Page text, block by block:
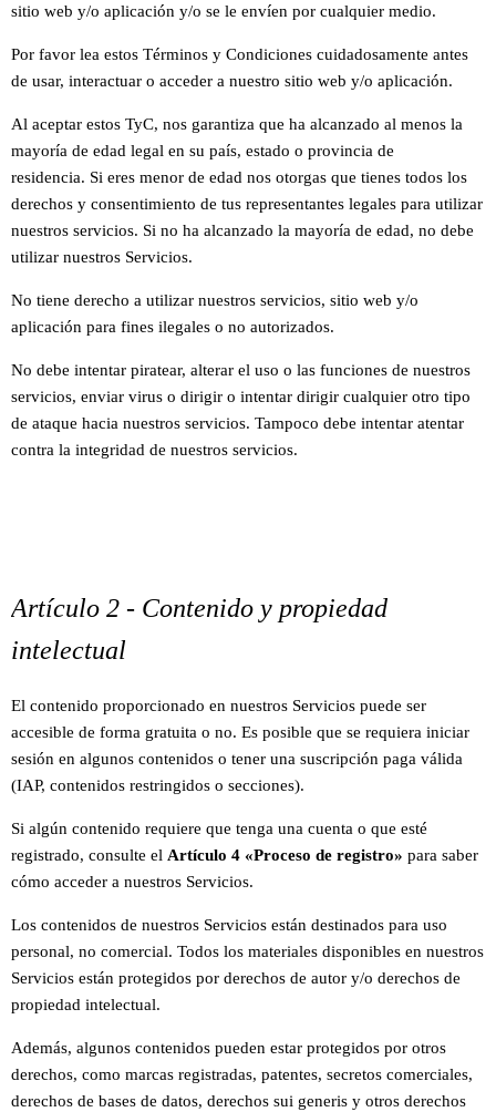
sitio web y/o aplicación y/o se le envíen por cualquier medio.
Por favor lea estos Términos y Condiciones cuidadosamente antes
de usar, interactuar o acceder a nuestro sitio web y/o aplicación.
Al aceptar estos TyC, nos garantiza que ha alcanzado al menos la
mayoría de edad legal en su país, estado o provincia de
residencia. Si eres menor de edad nos otorgas que tienes todos los
derechos y consentimiento de tus representantes legales para utilizar
nuestros servicios. Si no ha alcanzado la mayoría de edad, no debe
utilizar nuestros Servicios.
No tiene derecho a utilizar nuestros servicios, sitio web y/o
aplicación para fines ilegales o no autorizados.
No debe intentar piratear, alterar el uso o las funciones de nuestros
servicios, enviar virus o dirigir o intentar dirigir cualquier otro tipo
de ataque hacia nuestros servicios. Tampoco debe intentar atentar
contra la integridad de nuestros servicios.
Artículo 2 - Contenido y propiedad
intelectual
El contenido proporcionado en nuestros Servicios puede ser
accesible de forma gratuita o no. Es posible que se requiera iniciar
sesión en algunos contenidos o tener una suscripción paga válida
(IAP, contenidos restringidos o secciones).
Si algún contenido requiere que tenga una cuenta o que esté
registrado, consulte el Artículo 4 «Proceso de registro» para saber
cómo acceder a nuestros Servicios.
Los contenidos de nuestros Servicios están destinados para uso
personal, no comercial. Todos los materiales disponibles en nuestros
Servicios están protegidos por derechos de autor y/o derechos de
propiedad intelectual.
Además, algunos contenidos pueden estar protegidos por otros
derechos, como marcas registradas, patentes, secretos comerciales,
derechos de bases de datos, derechos sui generis y otros derechos